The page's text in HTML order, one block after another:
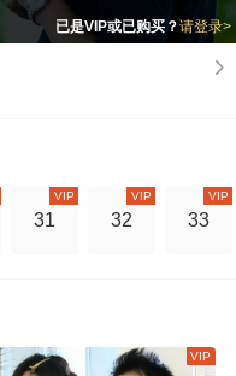
已是VIP或已购买？请登录>
31
VIP
32
VIP
33
VIP